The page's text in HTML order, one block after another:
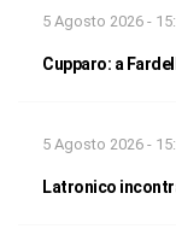
5 Agosto 2026 -
Cupparo: a
5 Agosto 2026 -
Latronico